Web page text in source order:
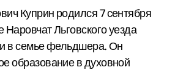
Куприн родился 7 сентября
Наровчат Льговского уезда
в семье фельдшера. Он
образование в духовной